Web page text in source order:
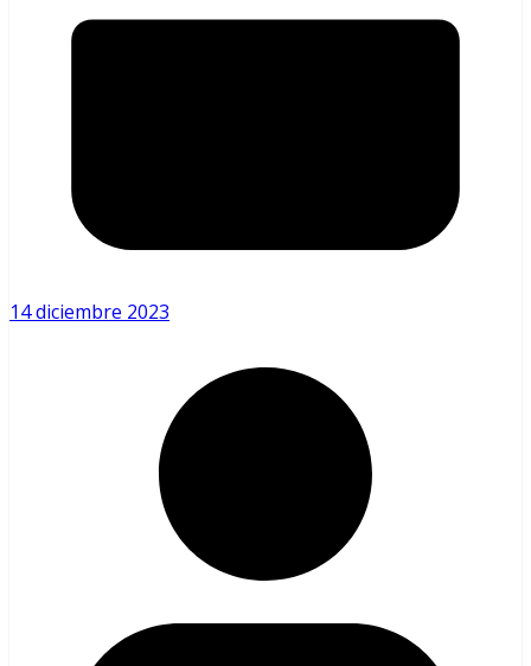
14 diciembre 2023